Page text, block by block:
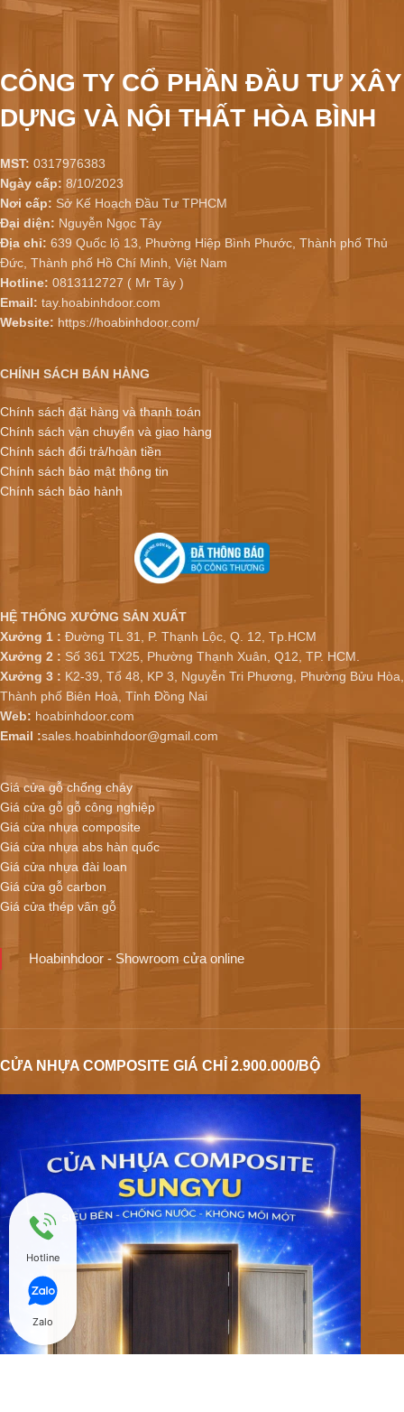
CÔNG TY CỔ PHẦN ĐẦU TƯ XÂY
DỰNG VÀ NỘI THẤT HÒA BÌNH
MST: 0317976383
Ngày cấp: 8/10/2023
Nơi cấp: Sở Kế Hoạch Đầu Tư TPHCM
Đại diện: Nguyễn Ngọc Tây
Địa chỉ: 639 Quốc lộ 13, Phường Hiệp Bình Phước, Thành phố Thủ
Đức, Thành phố Hồ Chí Minh, Việt Nam
Hotline: 0813112727 ( Mr Tây )
Email: tay.hoabinhdoor.com
Website: https://hoabinhdoor.com/
CHÍNH SÁCH BÁN HÀNG
Chính sách đặt hàng và thanh toán
Chính sách vận chuyển và giao hàng
Chính sách đổi trả/hoàn tiền
Chính sách bảo mật thông tin
Chính sách bảo hành
HỆ THỐNG XƯỞNG SẢN XUẤT
Xưởng 1 : Đường TL 31, P. Thạnh Lộc, Q. 12, Tp.HCM
Xưởng 2 : Số 361 TX25, Phường Thạnh Xuân, Q12, TP. HCM.
Xưởng 3 : K2-39, Tổ 48, KP 3, Nguyễn Tri Phương, Phường Bửu Hòa,
Thành phố Biên Hoà, Tỉnh Đồng Nai
Web: hoabinhdoor.com
Email :sales.hoabinhdoor@gmail.com
Giá cửa gỗ chống cháy
Giá cửa gỗ gỗ công nghiệp
Giá cửa nhựa composite
Giá cửa nhựa abs hàn quốc
Giá cửa nhựa đài loan
Giá cửa gỗ carbon
Giá cửa thép vân gỗ
Hoabinhdoor - Showroom cửa online
CỬA NHỰA COMPOSITE GIÁ CHỈ 2.900.000/BỘ
Hotline
Zalo